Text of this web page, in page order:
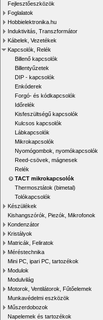
Fejlesztőeszközök
Foglalatok
Hobbielektronika.hu
Induktivitás, Transzformátor
Kábelek, Vezetékek
Kapcsolók, Relék
Billenő kapcsolók
Billentyűzetek
DIP - kapcsolók
Enkóderek
Forgó- és kódkapcsolók
Időrelék
Kisfeszültségű kapcsolók
Kulcsos kapcsolók
Lábkapcsolók
Mikrokapcsolók
Nyomógombok, nyomókapcsolók
Reed-csövek, mágnesek
Relék
TACT mikrokapcsolók
Thermosztátok (bimetal)
Tolókapcsolók
Készülékek
Kishangszórók, Piezók, Mikrofonok
Kondenzátor
Kristályok
Matricák, Feliratok
Méréstechnika
Mini PC, ipari PC, tartozékok
Modulok
Modulvilág
Motorok, Ventilátorok, Fűtőelemek
Munkavédelmi eszközök
Műszerdobozok
Napelemek és tartozékok